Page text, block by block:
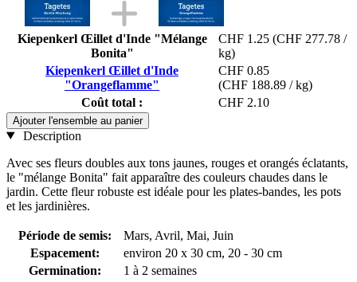
Kiepenkerl Œillet d'Inde "Mélange
Bonita"
CHF 1.25 (CHF 277.78 /
kg)
Kiepenkerl Œillet d'Inde
"Orangeflamme"
CHF 0.85
(CHF 188.89 / kg)
Coût total :
CHF 2.10
Ajouter l'ensemble au panier
Description
Avec ses fleurs doubles aux tons jaunes, rouges et orangés éclatants,
le "mélange Bonita" fait apparaître des couleurs chaudes dans le
jardin. Cette fleur robuste est idéale pour les plates-bandes, les pots
et les jardinières.
Période de semis:
Mars, Avril, Mai, Juin
Espacement:
environ 20 x 30 cm, 20 - 30 cm
Germination:
1 à 2 semaines